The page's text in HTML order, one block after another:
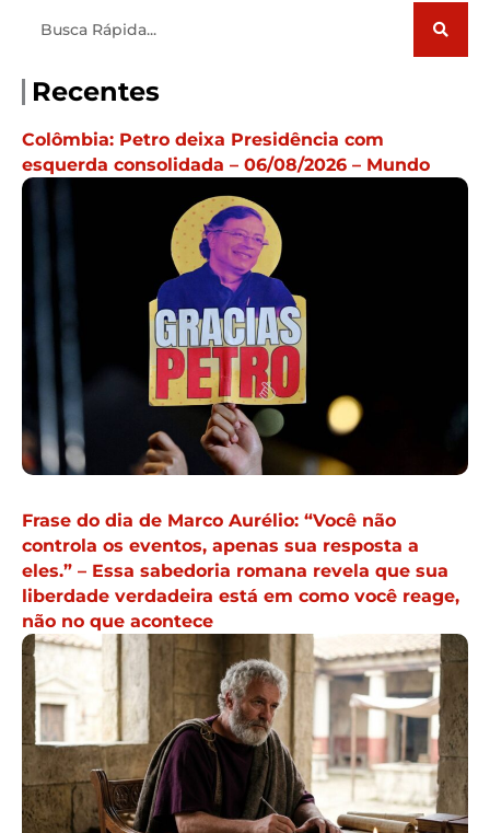
Recentes
Colômbia: Petro deixa Presidência com
esquerda consolidada – 06/08/2026 – Mundo
Frase do dia de Marco Aurélio: “Você não
controla os eventos, apenas sua resposta a
eles.” – Essa sabedoria romana revela que sua
liberdade verdadeira está em como você reage,
não no que acontece